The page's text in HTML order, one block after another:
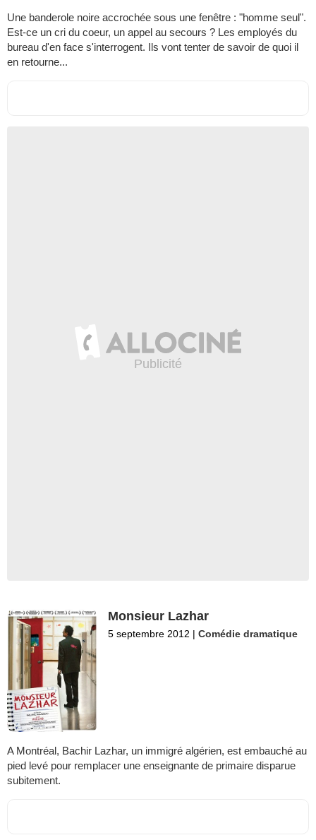
Une banderole noire accrochée sous une fenêtre : "homme seul".
Est-ce un cri du coeur, un appel au secours ? Les employés du
bureau d'en face s'interrogent. Ils vont tenter de savoir de quoi il
en retourne...
Monsieur Lazhar
5 septembre 2012 | Comédie dramatique
A Montréal, Bachir Lazhar, un immigré algérien, est embauché au
pied levé pour remplacer une enseignante de primaire disparue
subitement.